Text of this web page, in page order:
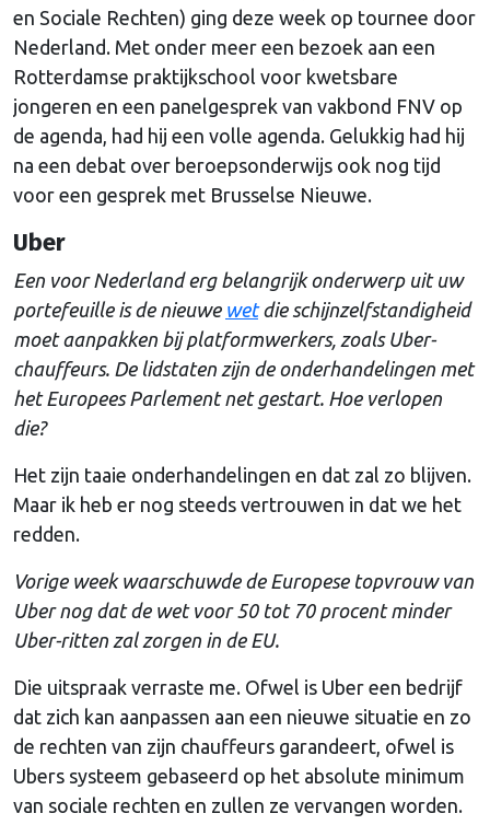
en Sociale Rechten) ging deze week op tournee door
Nederland. Met onder meer een bezoek aan een
Rotterdamse praktijkschool voor kwetsbare
jongeren en een panelgesprek van vakbond FNV op
de agenda, had hij een volle agenda. Gelukkig had hij
na een debat over beroepsonderwijs ook nog tijd
voor een gesprek met Brusselse Nieuwe.
Uber
Een voor Nederland erg belangrijk onderwerp uit uw
portefeuille is de nieuwe wetdie schijnzelfstandigheid
moet aanpakken bij platformwerkers, zoals Uber-
chauffeurs. De lidstaten zijn de onderhandelingen met
het Europees Parlement net gestart. Hoe verlopen
die?
Het zijn taaie onderhandelingen en dat zal zo blijven.
Maar ik heb er nog steeds vertrouwen in dat we het
redden.
Vorige week waarschuwde de Europese topvrouw van
Uber nog dat de wet voor 50 tot 70 procent minder
Uber-ritten zal zorgen in de EU.
Die uitspraak verraste me. Ofwel is Uber een bedrijf
dat zich kan aanpassen aan een nieuwe situatie en zo
de rechten van zijn chauffeurs garandeert, ofwel is
Ubers systeem gebaseerd op het absolute minimum
van sociale rechten en zullen ze vervangen worden.